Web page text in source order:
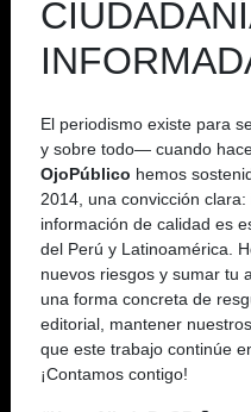
El periodismo existe para
y sobre todo— cuando
OjoPúblico hemos
2014, una convicción
información de calidad es
del Perú y Latinoamérica.
nuevos riesgos y sumar tu
una forma concreta de
editorial, mantener
que este trabajo continúe
¡Contamos contigo!